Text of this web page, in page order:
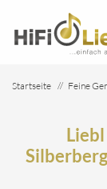
Startseite Feine